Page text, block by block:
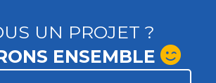
UN PROJET ?
ENSEMBLE